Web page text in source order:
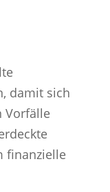
damit sich
Vorfälle
finanzielle